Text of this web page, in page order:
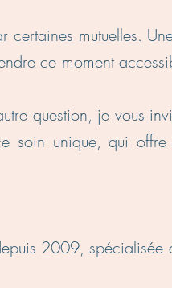
mutuelles.
ce moment
question, je vous
soin unique, qui
2009, spécialisée